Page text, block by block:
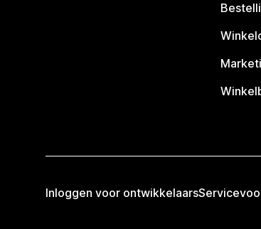
Inloggen voor ontwikkelaars